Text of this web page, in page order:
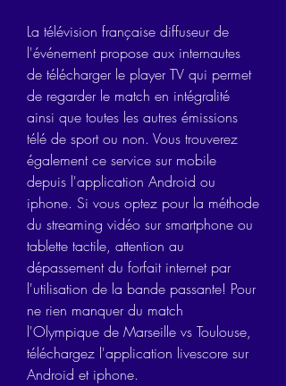
La télévision française diffuseur de
l'événement propose aux internautes
de télécharger le player TV qui permet
de regarder le match en intégralité
ainsi que toutes les autres émissions
télé de sport ou non. Vous trouverez
également ce service sur mobile
depuis l'application Android ou
iphone. Si vous optez pour la méthode
du streaming vidéo sur smartphone ou
tablette tactile, attention au
dépassement du forfait internet par
l'utilisation de la bande passante! Pour
ne rien manquer du match
l'Olympique de Marseille vs Toulouse,
téléchargez l'application livescore sur
Android et iphone.